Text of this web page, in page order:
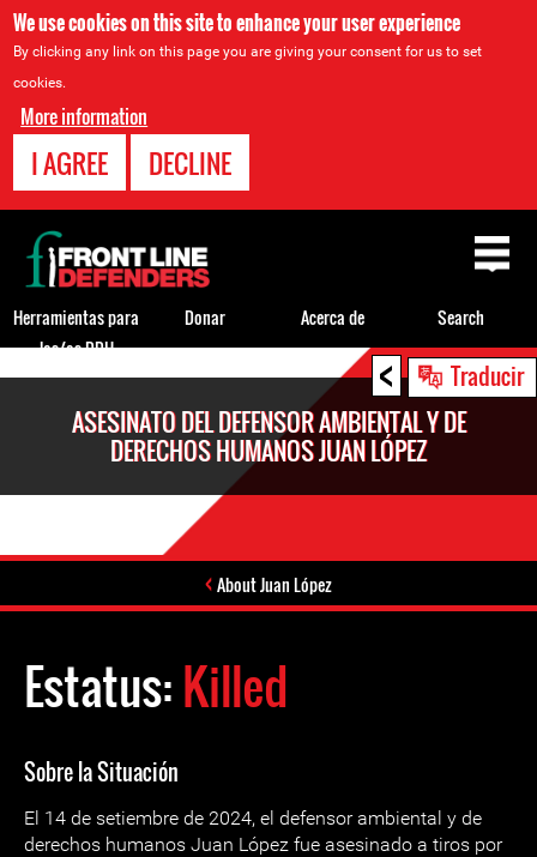
We use cookies on this site to enhance your user experience
By clicking any link on this page you are giving your consent for us to set
cookies.
More information
I AGREE DECLINE
< Traducir
ASESINATO DEL DEFENSOR AMBIENTAL Y DE
DERECHOS HUMANOS JUAN LÓPEZ
About Juan López
Estatus:Killed
Sobre la Situación
El 14 de setiembre de 2024, el defensor ambiental y de
derechos humanos Juan López fue asesinado a tiros por
Back
to
top
Herramientas para
los/as DDH
Donar Acerca de Search